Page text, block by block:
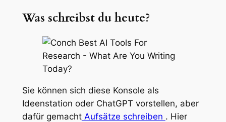
Was schreibst du heute?
Sie können sich diese Konsole als
Ideenstation oder ChatGPT vorstellen, aber
dafür gemacht Aufsätze schreiben . Hier